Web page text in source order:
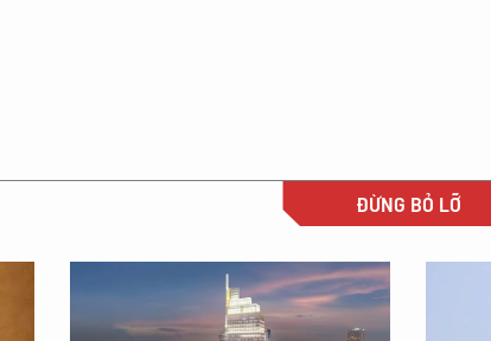
ĐỪNG BỎ LỠ